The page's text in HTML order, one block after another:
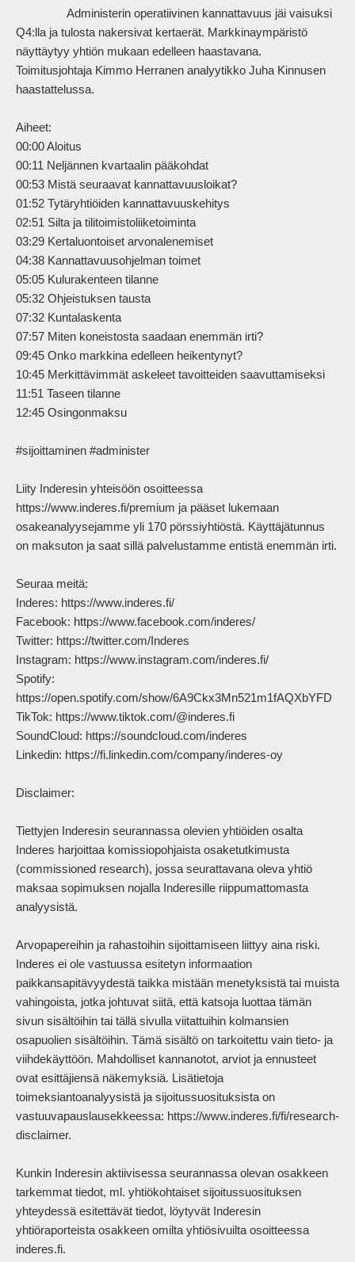
Q4:lla ja tulosta nakersivat kertaerät. Markkinaympäristö
näyttäytyy yhtiön mukaan edelleen haastavana.
Toimitusjohtaja Kimmo Herranen analyytikko Juha Kinnusen
haastattelussa.
Aiheet:
00:00 Aloitus
00:11 Neljännen kvartaalin pääkohdat
00:53 Mistä seuraavat kannattavuusloikat?
01:52 Tytäryhtiöiden kannattavuuskehitys
02:51 Silta ja tilitoimistoliiketoiminta
03:29 Kertaluontoiset arvonalenemiset
04:38 Kannattavuusohjelman toimet
05:05 Kulurakenteen tilanne
05:32 Ohjeistuksen tausta
07:32 Kuntalaskenta
07:57 Miten koneistosta saadaan enemmän irti?
09:45 Onko markkina edelleen heikentynyt?
10:45 Merkittävimmät askeleet tavoitteiden saavuttamiseksi
11:51 Taseen tilanne
12:45 Osingonmaksu
#sijoittaminen #administer
Liity Inderesin yhteisöön osoitteessa
https://www.inderes.fi/premium ja pääset lukemaan
osakeanalyysejamme yli 170 pörssiyhtiöstä. Käyttäjätunnus
on maksuton ja saat sillä palvelustamme entistä enemmän irti.
Seuraa meitä:
Inderes: https://www.inderes.fi/
Facebook: https://www.facebook.com/inderes/
Twitter: https://twitter.com/Inderes
Instagram: https://www.instagram.com/inderes.fi/
Spotify:
https://open.spotify.com/show/6A9Ckx3Mn521m1fAQXbYFD
TikTok: https://www.tiktok.com/@inderes.fi
SoundCloud: https://soundcloud.com/inderes
Linkedin: https://fi.linkedin.com/company/inderes-oy
Disclaimer:
Tiettyjen Inderesin seurannassa olevien yhtiöiden osalta
Inderes harjoittaa komissiopohjaista osaketutkimusta
(commissioned research), jossa seurattavana oleva yhtiö
maksaa sopimuksen nojalla Inderesille riippumattomasta
analyysistä.
Arvopapereihin ja rahastoihin sijoittamiseen liittyy aina riski.
Inderes ei ole vastuussa esitetyn informaation
paikkansapitävyydestä taikka mistään menetyksistä tai muista
vahingoista, jotka johtuvat siitä, että katsoja luottaa tämän
sivun sisältöihin tai tällä sivulla viitattuihin kolmansien
osapuolien sisältöihin. Tämä sisältö on tarkoitettu vain tieto- ja
viihdekäyttöön. Mahdolliset kannanotot, arviot ja ennusteet
ovat esittäjiensä näkemyksiä. Lisätietoja
toimeksiantoanalyysistä ja sijoitussuosituksista on
vastuuvapauslausekkeessa: https://www.inderes.fi/fi/research-
disclaimer.
Kunkin Inderesin aktiivisessa seurannassa olevan osakkeen
tarkemmat tiedot, ml. yhtiökohtaiset sijoitussuosituksen
yhteydessä esitettävät tiedot, löytyvät Inderesin
yhtiöraporteista osakkeen omilta yhtiösivuilta osoitteessa
inderes.fi.